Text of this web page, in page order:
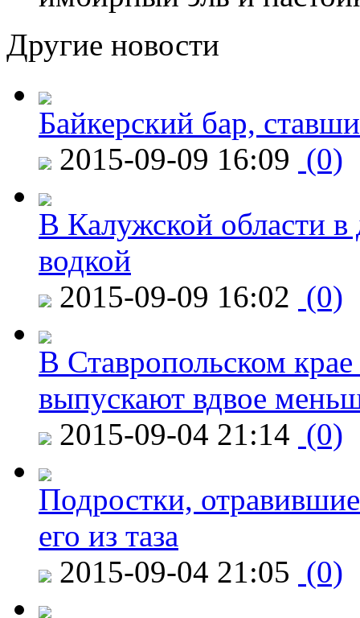
Другие новости
Байкерский бар,
2015-09-09 16:09 (0)
В Калужской области в
водкой
2015-09-09 16:02 (0)
В Ставропольском
выпускают вдвое
2015-09-04 21:14 (0)
Подростки,
его из таза
2015-09-04 21:05 (0)